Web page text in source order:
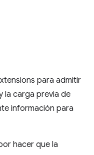
para admitir
la carga previa de
información para
hacer que la